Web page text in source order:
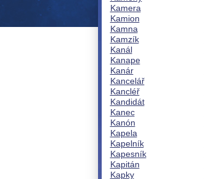
Kamera
Kamion
Kamna
Kamzík
Kanál
Kanape
Kanár
Kancelář
Kancléř
Kandidát
Kanec
Kanón
Kapela
Kapelník
Kapesník
Kapitán
Kapky